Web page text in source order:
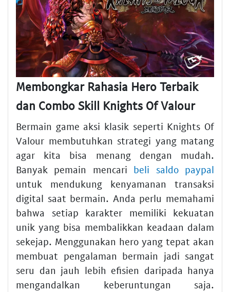
Membongkar Rahasia Hero Terbaik
dan Combo Skill Knights Of Valour
Bermain game aksi klasik seperti Knights Of
Valour membutuhkan strategi yang matang
agar kita bisa menang dengan mudah.
Banyak pemain mencari beli saldo paypal
untuk mendukung kenyamanan transaksi
digital saat bermain. Anda perlu memahami
bahwa setiap karakter memiliki kekuatan
unik yang bisa membalikkan keadaan dalam
sekejap. Menggunakan hero yang tepat akan
membuat pengalaman bermain jadi sangat
seru dan jauh lebih efisien daripada hanya
mengandalkan keberuntungan saja.